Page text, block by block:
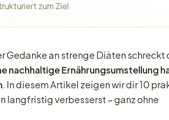
zum Ziel
Gedanke an strenge Diäten schreckt
nachhaltige Ernährungsumstellung
. In diesem Artikel zeigen wir dir 10
langfristig verbesserst – ganz ohne